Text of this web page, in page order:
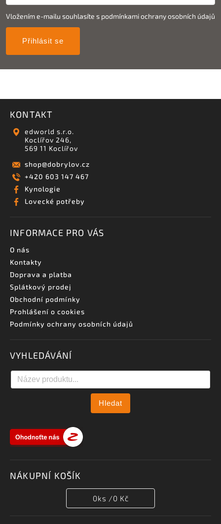
Vložením e-mailu souhlasíte s podmínkami ochrany osobních údajů
Přihlásit se
KONTAKT
edworld s.r.o.
Koclířov 246,
569 11 Koclířov
shop@dobrylov.cz
+420 603 147 467
Kynologie
Lovecké potřeby
INFORMACE PRO VÁS
O nás
Kontakty
Doprava a platba
Splátkový prodej
Obchodní podmínky
Prohlášení o cookies
Podmínky ochrany osobních údajů
VYHLEDÁVÁNÍ
Hledat
NÁKUPNÍ KOŠÍK
0ks /0 Kč